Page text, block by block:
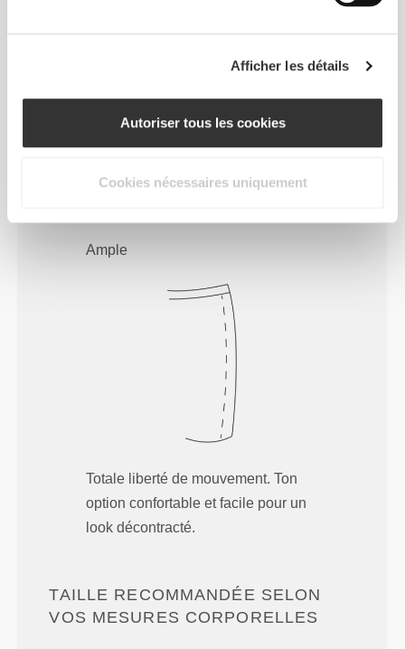
Afficher les détails
Autoriser tous les cookies
Cookies nécessaires uniquement
Pour des mouvements libres et
confortables chaque jour. Telle est
Ample
Totale liberté de mouvement. Ton
option confortable et facile pour un
look décontracté.
TAILLE RECOMMANDÉE SELON
VOS MESURES CORPORELLES